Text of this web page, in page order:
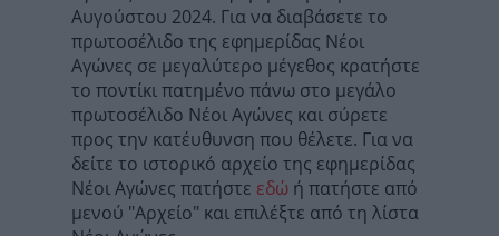
Αυγούστου 2024. Για να διαβάσετε το
πρωτοσέλιδο της εφημερίδας Νέοι
Αγώνες σε μεγαλύτερο μέγεθος κρατήστε
το ποντίκι πατημένο πάνω στο μεγάλο
πρωτοσέλιδο Νέοι Αγώνες και σύρετε
προς την κατέυθυνση που θέλετε. Για να
δείτε το ιστορικό αρχείο της εφημερίδας
Νέοι Αγώνες πατήστε εδώ ή πατήστε από
μενού "Αρχείο" και επιλέξτε από τη λίστα